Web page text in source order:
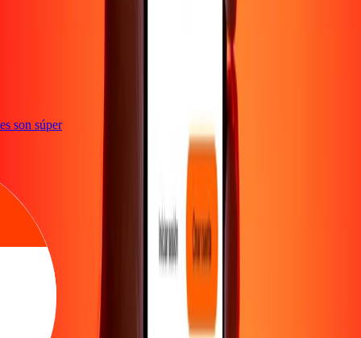
son súper